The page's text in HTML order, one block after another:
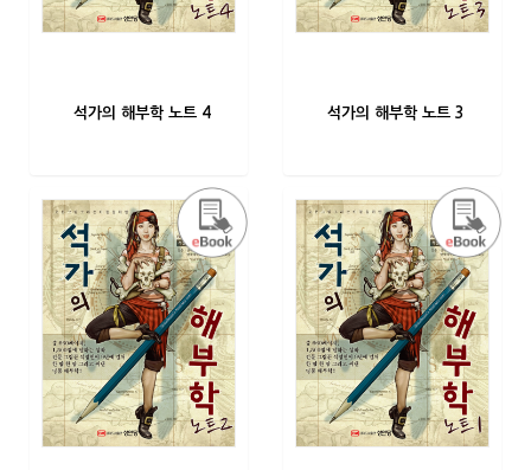
석가의 해부학 노트 4 석가의 해부학 노트 3